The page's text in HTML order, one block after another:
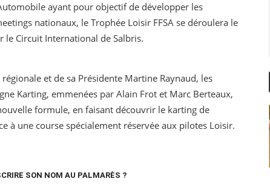
ayant pour objectif de développer les
nationaux, le Trophée Loisir FFSA se déroulera le
Circuit International de Salbris.
et de sa Présidente Martine Raynaud, les
Karting, emmenées par Alain Frot et Marc Berteaux,
formule, en faisant découvrir le karting de
à une course spécialement réservée aux pilotes Loisir.
SON NOM AU PALMARÈS ?